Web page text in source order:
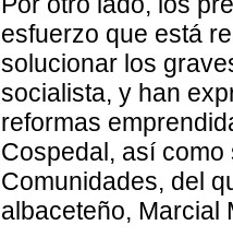
esfuerzo que está
solucionar los
socialista, y han
reformas
Cospedal, así
Comunidades, del
albaceteño, Marcial